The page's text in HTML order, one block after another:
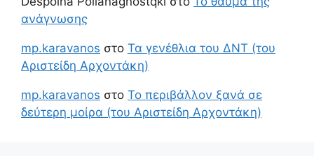
ανάγνωσης
mp.karavanos στο Τα γενέθλια του ΔΝΤ (του
Αριστείδη Αρχοντάκη)
mp.karavanos στο Το περιβάλλον ξανά σε
δεύτερη μοίρα (του Αριστείδη Αρχοντάκη)